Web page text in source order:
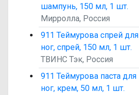
шампунь, 150 мл, 1 шт.
Мирролла, Россия
911 Теймурова спрей для
ног, спрей, 150 мл, 1 шт.
ТВИНС Тэк, Россия
911 Теймурова паста для
ног, крем, 50 мл, 1 шт.